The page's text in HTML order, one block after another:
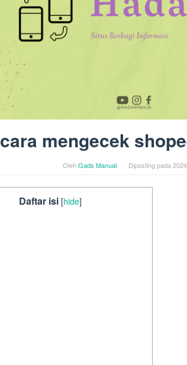
cara mengecek
OlehGads Manual Diposting pada
Daftar isi [hide]